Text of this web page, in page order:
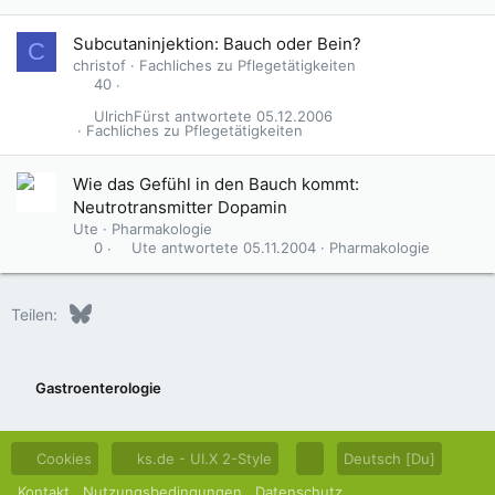
t
C Subcutaninjektion: Bauch oder Bein?
christof
Fachliches zu Pflegetätigkeiten
40
Fachliches zu Pflegetätigkeiten
05.12.2006
UlrichFürst
Wie das Gefühl in den Bauch kommt:
Neutrotransmitter Dopamin
Ute
Pharmakologie
0
Pharmakologie
05.11.2004
Ute
Teilen: Bluesky
Gastroenterologie
Cookies ks.de - UI.X 2-Style
Deutsch [Du]
Kontakt
Nutzungsbedingungen Datenschutz